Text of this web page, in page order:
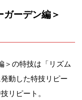
ーデン編＞
＞の特技は「リズム
動した特技リピー
リピート。